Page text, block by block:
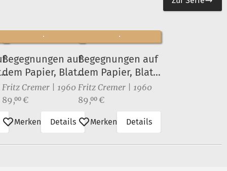
Begegnungen auf
dem Papier, Blatt
12
Fritz Cremer | 1960
Preis:
89,00 €
Merken Details
Begegnungen auf
dem Papier, Blatt
11
Fritz Cremer | 1960
Preis:
89,00 €
Merken Details